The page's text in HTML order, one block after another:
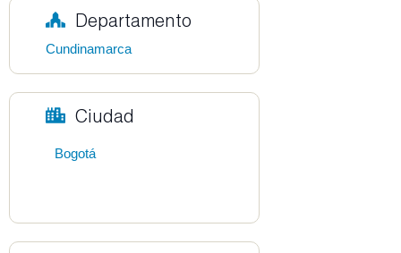
Departamento
Cundinamarca
Ciudad
Bogotá